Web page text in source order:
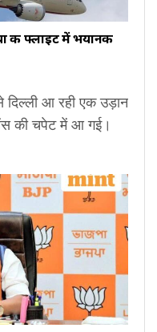
की फ्लाइट में भयानक
आ रही एक उड़ान
की चपेट में आ गई।